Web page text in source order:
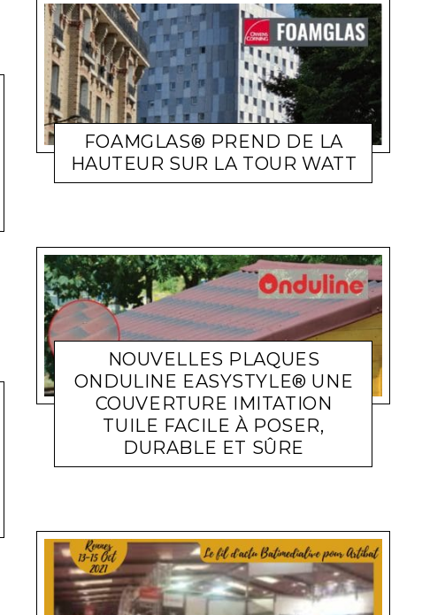
FOAMGLAS® PREND DE LA
HAUTEUR SUR LA TOUR WATT
2021
NOUVELLES PLAQUES
ONDULINE EASYSTYLE® UNE
COUVERTURE IMITATION
TUILE FACILE À POSER,
DURABLE ET SÛRE
ACTUALITÉ ENTREPRISES LARA GASQUET 8 DÉCEMBRE 2021